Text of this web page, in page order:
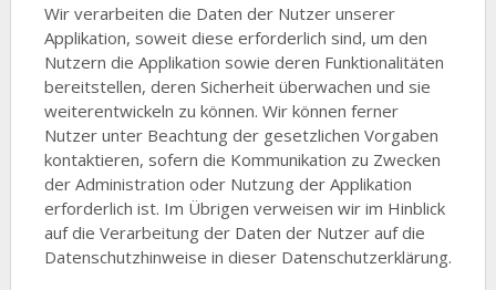
Wir verarbeiten die Daten der Nutzer unserer
Applikation, soweit diese erforderlich sind, um den
Nutzern die Applikation sowie deren Funktionalitäten
bereitstellen, deren Sicherheit überwachen und sie
weiterentwickeln zu können. Wir können ferner
Nutzer unter Beachtung der gesetzlichen Vorgaben
kontaktieren, sofern die Kommunikation zu Zwecken
der Administration oder Nutzung der Applikation
erforderlich ist. Im Übrigen verweisen wir im Hinblick
auf die Verarbeitung der Daten der Nutzer auf die
Datenschutzhinweise in dieser Datenschutzerklärung.